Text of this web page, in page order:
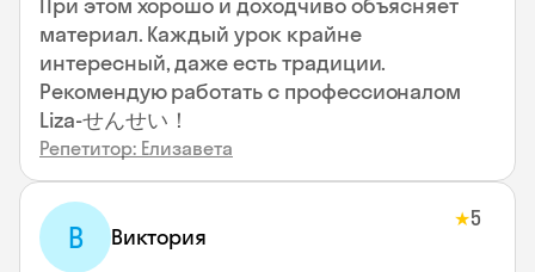
материал. Каждый урок крайне
интересный, даже есть традиции.
Рекомендую работать с профессионалом
Liza-せんせい！
Репетитор: Елизавета
В Виктория
★5